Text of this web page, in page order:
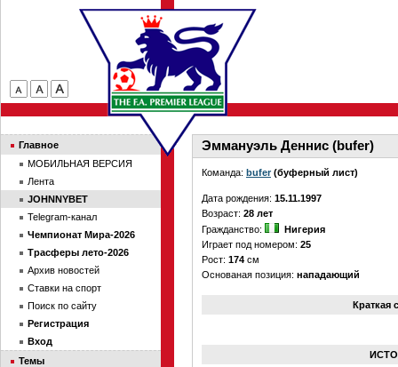
Эммануэль Деннис (bufer)
Команда: bufer(буферный лист)
Дата рождения: 15.11.1997
Возраст: 28 лет
Гражданство:
Нигерия
Играет под номером: 25
Рост: 174 см
Основаная позиция: нападающий
Краткая
Главное
МОБИЛЬНАЯ ВЕРСИЯ
Лента
JOHNNYBET
Telegram-канал
Чемпионат Мира-2026
Трасферы лето-2026
Архив новостей
Ставки на спорт
Поиск по сайту
Регистрация
Вход
Темы